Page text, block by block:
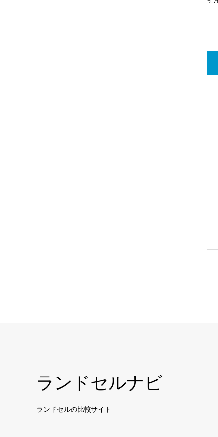
ランドセルナビ
ランドセルの比較サイト